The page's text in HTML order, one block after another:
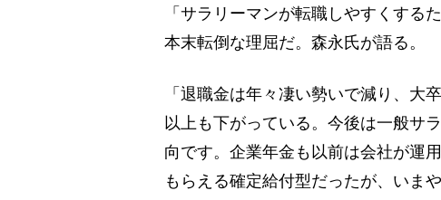
「サラリーマンが転職しやすくする
本末転倒な理屈だ。森永氏が語る。
「退職金は年々凄い勢いで減り、大
以上も下がっている。今後は一般サ
向です。企業年金も以前は会社が運
もらえる確定給付型だったが、いま